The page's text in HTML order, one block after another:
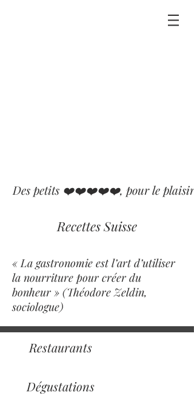
Des petits ❤️❤️❤️❤️❤️, pour le plaisir
Recettes Suisse
« La gastronomie est l’art d’utiliser
la nourriture pour créer du
bonheur » (Théodore Zeldin,
sociologue)
Restaurants
Dégustations